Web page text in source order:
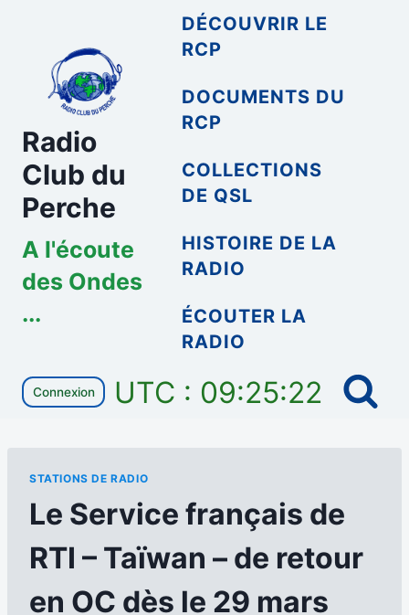
contenu
Radio
Club du
Perche
A l'écoute
des Ondes
...
DÉCOUVRIR LE
RCP
DOCUMENTS DU
RCP
COLLECTIONS
DE QSL
HISTOIRE DE LA
RADIO
ÉCOUTER LA
RADIO
Connexion UTC : 09:25:23
STATIONS DE RADIO
Le Service français de
RTI – Taïwan – de retour
en OC dès le 29 mars